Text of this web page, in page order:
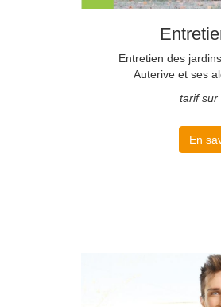
Entretien des
Auterive et ses
tarif sur
En